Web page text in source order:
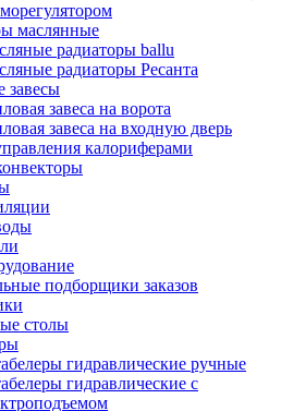
маслянные
радиаторы ballu
радиаторы Ресанта
завесы
завеса на ворота
завеса на входную дверь
калориферами
подборщики заказов
столы
гидравлические ручные
гидравлические с